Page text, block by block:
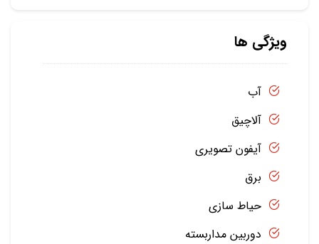
ویژگی ها
آب
آلاچیق
آیفون تصویری
برق
حیاط سازی
دوربین مداربسته